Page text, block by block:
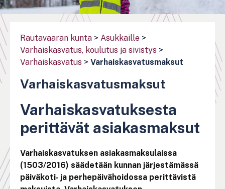
Rautavaaran kunta > Asukkaille >
Varhaiskasvatus, koulutus ja sivistys >
Varhaiskasvatus > Varhaiskasvatusmaksut
Varhaiskasvatus­maksut
Varhaiskasvatuksesta
perittävät asiakasmaksut
Varhaiskasvatuksen asiakasmaksulaissa
(1503/2016) säädetään kunnan järjestämässä
päiväkoti- ja perhepäivähoidossa perittävistä